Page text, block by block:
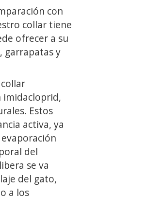
con
collar tiene
ofrecer a su
garrapatas y
collar
imidacloprid,
Estos
activa, ya
del
se va
del gato,
a los